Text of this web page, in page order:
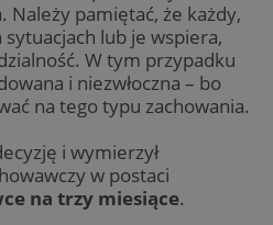
Należy pamiętać, że każdy,
lub je wspiera,
W tym przypadku
i niezwłoczna – bo
na tego typu zachowania.
i wymierzył
w postaci
na trzy miesiące.